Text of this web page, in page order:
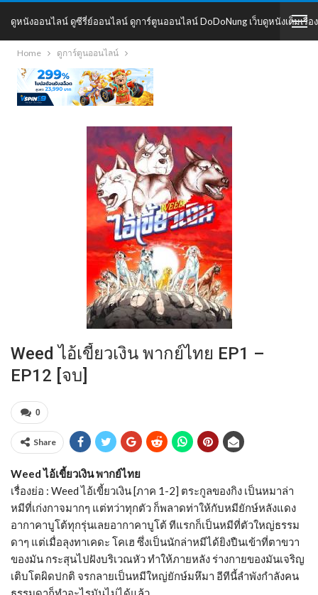
ดูหนังออนไลน์ ดูซีรี่ย์ออนไลน์ ดูการ์ตูนออนไลน์ DoDoNung เว็บดูหนังเต็มเรื่อง
DoDoNung
Home ดูการ์ตูนออนไลน์
Weed ไอ้เขี้ยวเงิน พากย์ไทย EP1 –
EP12 [จบ]
0
Share
Weed ไอ้เขี้ยวเงิน พากย์ไทย
เรื่องย่อ : Weed ไอ้เขี้ยวเงิน [ภาค 1-2] ตระกูลของกิง เป็นหมาล่า
หมีที่เก่งกาจมากๆ แต่ทว่าทุกตัว ก็พลาดท่าให้กับหมียักษ์หลังแดง
อากาคาบูโต้ทุกรุ่นเลยอากาคาบูโต้ ทีแรกก็เป็นหมีที่ตัวใหญ่ธรรม
ดาๆ แต่เมื่อลุงทาเคดะ โคเฮ ซึ่งเป็นนักล่าหมีได้ยิงปืนเข้าที่ตาขวา
ของมัน กระสุนไปฝังบริเวณหัว ทำให้ภายหลัง ร่างกายของมันเจริญ
เติบโตผิดปกติ จรกลายเป็นหมีใหญ่ยักษ์มหึมา อีทีนี้ลำพังกำลังคน